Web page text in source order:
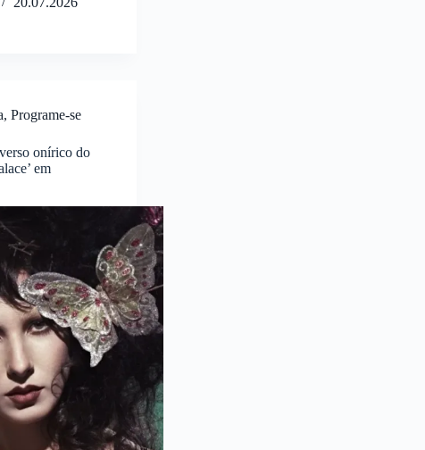
, Programe-se
onírico do
em